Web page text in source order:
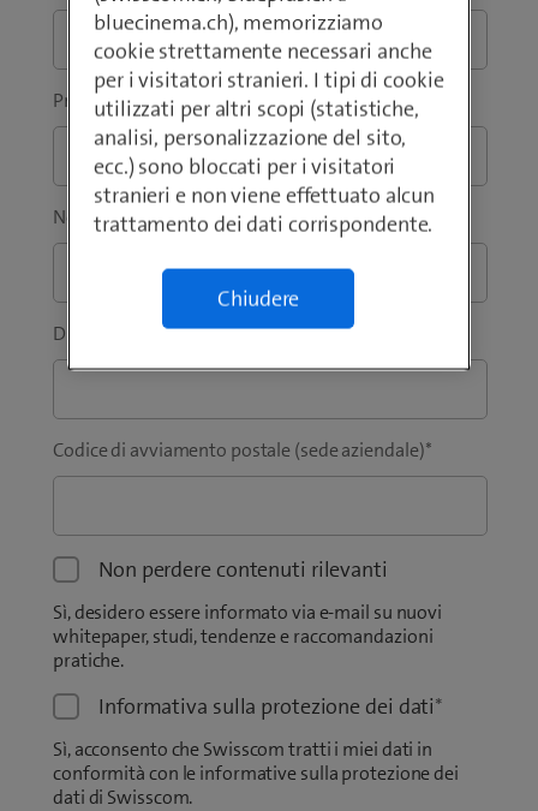
Prefisso* Telefono*
Nome* Cognome*
Ditta / Istituzione*
Codice di avviamento postale (sede aziendale)*
Non perdere contenuti rilevanti
Sì, desidero essere informato via e-mail su nuovi
whitepaper, studi, tendenze e raccomandazioni
pratiche.
Informativa sulla protezione dei dati*
Sì, acconsento che Swisscom tratti i miei dati in
conformità con le informative sulla protezione dei
dati di Swisscom.
bluecinema.ch), memorizziamo
cookie strettamente necessari anche
per i visitatori stranieri. I tipi di cookie
utilizzati per altri scopi (statistiche,
analisi, personalizzazione del sito,
ecc.) sono bloccati per i visitatori
stranieri e non viene effettuato alcun
trattamento dei dati corrispondente.
Chiudere